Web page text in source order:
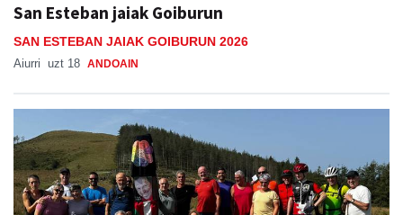
San Esteban jaiak Goiburun
SAN ESTEBAN JAIAK GOIBURUN 2026
Aiurri uzt 18 ANDOAIN